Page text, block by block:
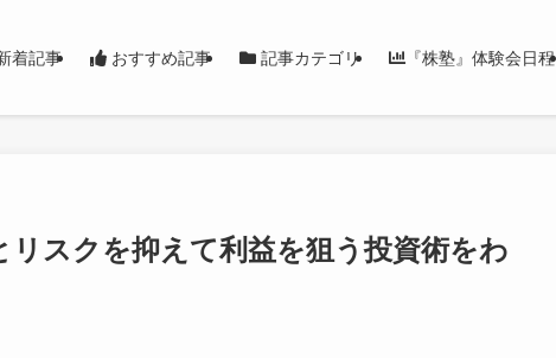
着記事 おすすめ記事 記事カテゴリ 『株塾』体験会日程
スクを抑えて利益を狙う投資術をわ